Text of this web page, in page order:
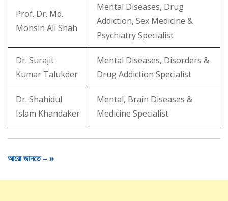
Prof. Dr. Md.
Mohsin Ali Shah
Mental Diseases, Drug
Addiction, Sex Medicine &
Psychiatry Specialist
Dr. Surajit
Kumar Talukder
Mental Diseases, Disorders &
Drug Addiction Specialist
Dr. Shahidul
Islam Khandaker
Mental, Brain Diseases &
Medicine Specialist
আরো জানতে – »